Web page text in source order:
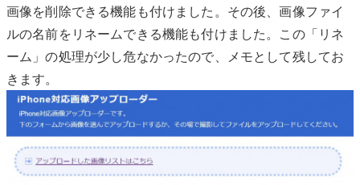
画像を削除できる機能も付けました。その後、画像ファイ
ルの名前をリネームできる機能も付けました。この「リネ
ーム」の処理が少し危なかったので、メモとして残してお
きます。